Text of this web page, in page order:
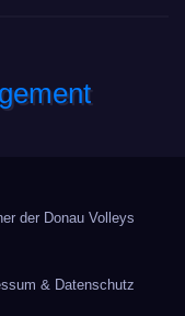
der Donau Volleys
& Datenschutz